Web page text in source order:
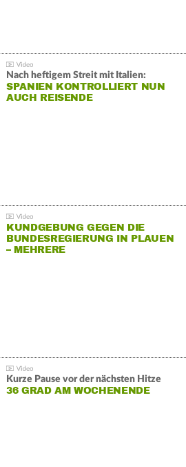
Nach heftigem Streit mit Italien:
SPANIEN KONTROLLIERT NUN
AUCH REISENDE
KUNDGEBUNG GEGEN DIE
BUNDESREGIERUNG IN PLAUEN
– MEHRERE
Kurze Pause vor der nächsten Hitze
36 GRAD AM WOCHENENDE